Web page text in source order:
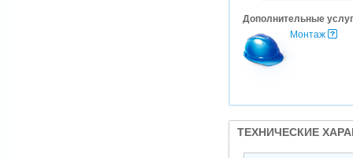
Дополнительные
Монтаж
ТЕХНИЧЕСКИЕ